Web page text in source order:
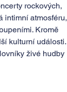
rockových,
intimní atmosféru,
Kromě
kulturní události.
živé hudby